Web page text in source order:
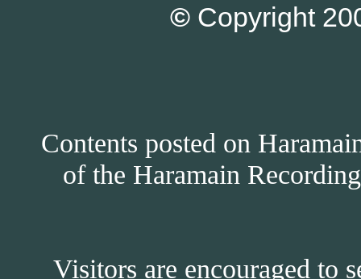
© Copyright
Contents posted on
of the Haramain
Visitors are encouraged to